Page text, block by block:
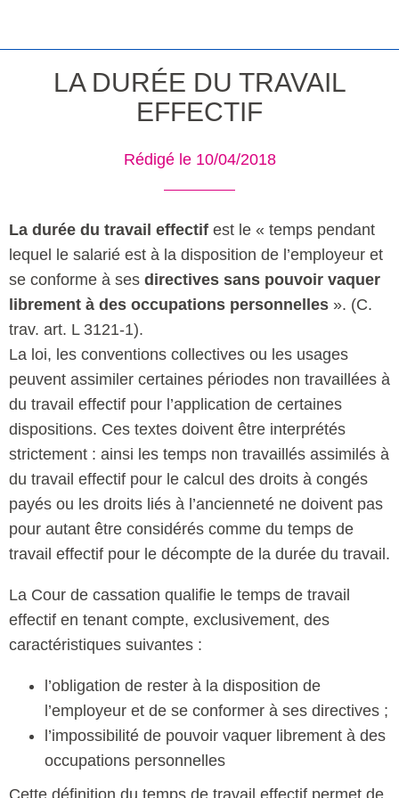
LA DURÉE DU TRAVAIL
EFFECTIF
Rédigé le 10/04/2018
La durée du travail effectif est le « temps pendant
lequel le salarié est à la disposition de l’employeur et
se conforme à ses directives sans pouvoir vaquer
librement à des occupations personnelles ». (C.
trav. art. L 3121-1).
La loi, les conventions collectives ou les usages
peuvent assimiler certaines périodes non travaillées à
du travail effectif pour l’application de certaines
dispositions. Ces textes doivent être interprétés
strictement : ainsi les temps non travaillés assimilés à
du travail effectif pour le calcul des droits à congés
payés ou les droits liés à l’ancienneté ne doivent pas
pour autant être considérés comme du temps de
travail effectif pour le décompte de la durée du travail.
La Cour de cassation qualifie le temps de travail
effectif en tenant compte, exclusivement, des
caractéristiques suivantes :
l’obligation de rester à la disposition de
l’employeur et de se conformer à ses directives ;
l’impossibilité de pouvoir vaquer librement à des
occupations personnelles
Cette définition du temps de travail effectif permet de